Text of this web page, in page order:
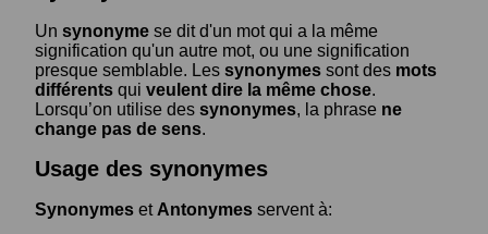
Un synonyme se dit d'un mot qui a la même
signification qu'un autre mot, ou une signification
presque semblable. Les synonymes sont des mots
différents qui veulent dire la même chose.
Lorsqu’on utilise des synonymes, la phrase ne
change pas de sens.
Usage des synonymes
Synonymes et Antonymes servent à: